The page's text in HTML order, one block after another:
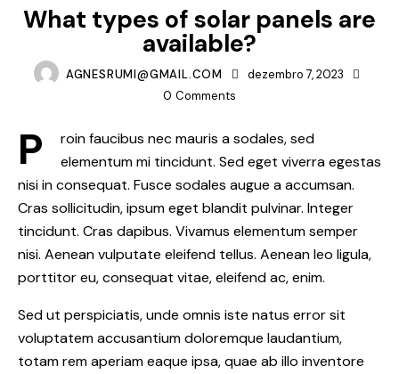
What types of solar panels are
available?
AGNESRUMI@GMAIL.COM
dezembro 7, 2023
0 Comments
P
roin faucibus nec mauris a sodales, sed
elementum mi tincidunt. Sed eget viverra egestas
nisi in consequat. Fusce sodales augue a accumsan.
Cras sollicitudin, ipsum eget blandit pulvinar. Integer
tincidunt. Cras dapibus. Vivamus elementum semper
nisi. Aenean vulputate eleifend tellus. Aenean leo ligula,
porttitor eu, consequat vitae, eleifend ac, enim.
Sed ut perspiciatis, unde omnis iste natus error sit
voluptatem accusantium doloremque laudantium,
totam rem aperiam eaque ipsa, quae ab illo inventore